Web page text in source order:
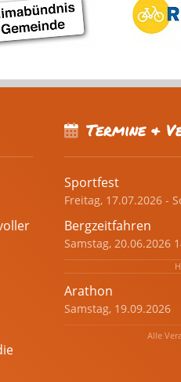
Termine &
Sportfest
Freitag, 17.07.2026 -
Bergzeitfahren
Samstag, 20.06.2026
Arathon
Samstag, 19.09.2026
Alle